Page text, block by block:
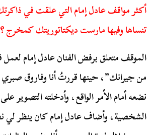
أكثر مواقف عادل إمام التي علقت في
تنساها وفيها مارست ديكتاتوريتك كمخرج ؟
الموقف متعلق برفض الفنان عادل إمام
من جيرانك”، حينها قررتُ أنا وفاروق صبري
نضعه أمام الأمر الواقع، وأدخلته التصوير
الشخصية، وأضاف عادل إمام كان ينظر